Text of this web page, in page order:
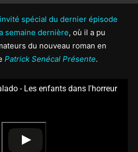
spécial du dernier épisode
semaine dernière, où il a pu
du nouveau roman en
Patrick Senécal Présente.
- Les enfants dans l'horreur